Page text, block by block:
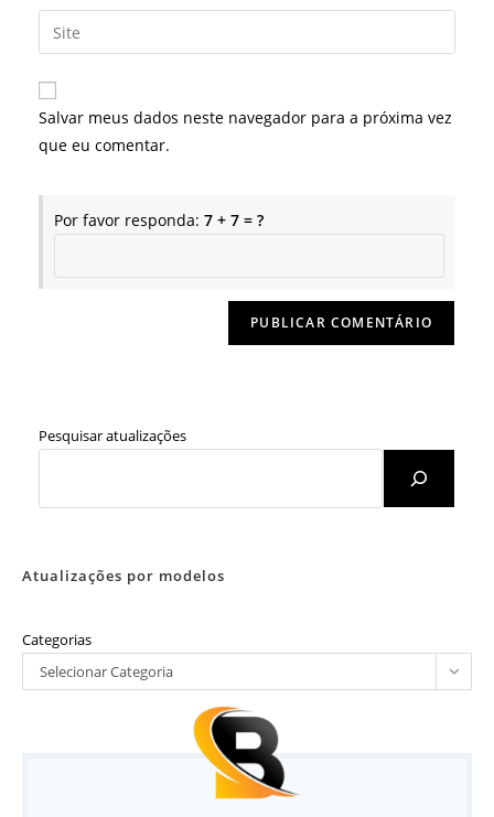
de
usuário
para
comentar
endereço
de
mail
para
comentar
Digite
o
URL
do
site
Salvar meus dados neste navegador para a próxima vez
que eu comentar.
Por favor responda: 7 + 7 = ?
Pesquisar atualizações
Atualizações por modelos
Categorias
Selecionar Categoria